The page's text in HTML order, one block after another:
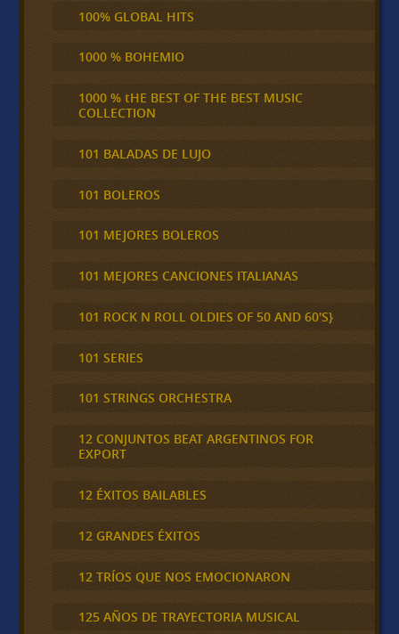
100% GLOBAL HITS
1000 % BOHEMIO
1000 % tHE BEST OF THE BEST MUSIC
COLLECTION
101 BALADAS DE LUJO
101 BOLEROS
101 MEJORES BOLEROS
101 MEJORES CANCIONES ITALIANAS
101 ROCK N ROLL OLDIES OF 50 AND 60'S}
101 SERIES
101 STRINGS ORCHESTRA
12 CONJUNTOS BEAT ARGENTINOS FOR
EXPORT
12 ÉXITOS BAILABLES
12 GRANDES ÉXITOS
12 TRÍOS QUE NOS EMOCIONARON
125 AÑOS DE TRAYECTORIA MUSICAL